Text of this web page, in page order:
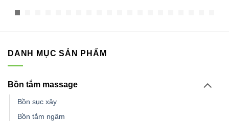
DANH MỤC SẢN PHẨM
Bồn tắm massage
Bồn sục xây
Bồn tắm ngâm